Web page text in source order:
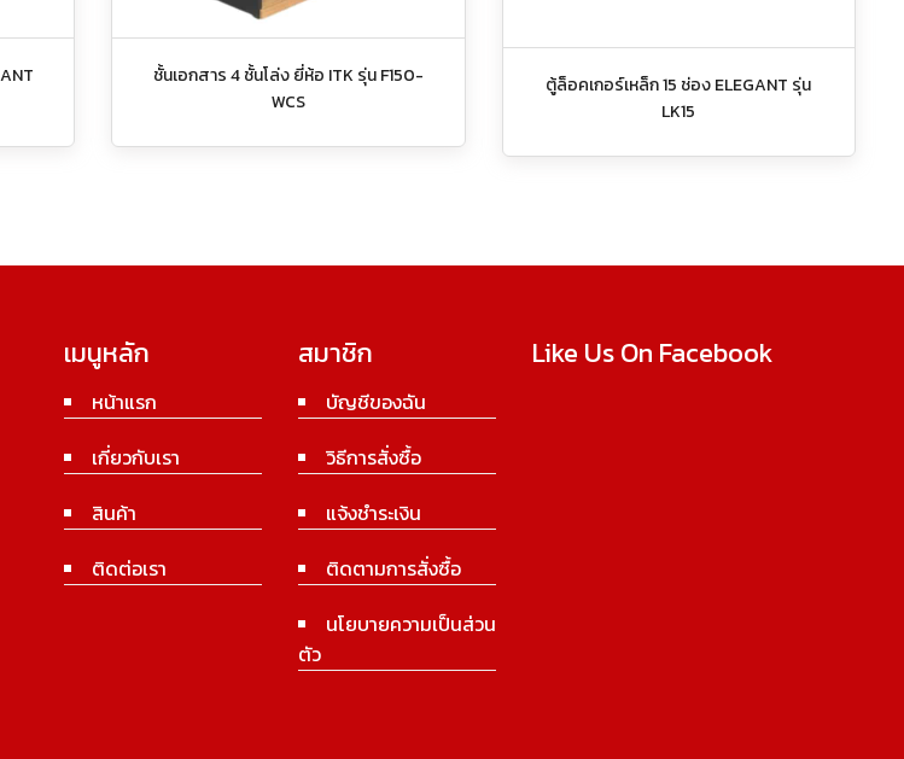
ชั้นเอกสาร 4 ชั้นโล่ง ยี่ห้อ ITK รุ่น F150-
WCS
ตู้ล็อคเกอร์เหล็ก 15 ช่อง ELEGANT รุ่น
LK15
เมนูหลัก
หน้าแรก
เกี่ยวกับเรา
สินค้า
ติดต่อเรา
สมาชิก
บัญชีของฉัน
วิธีการสั่งซื้อ
แจ้งชำระเงิน
ติดตามการสั่งซื้อ
นโยบายความเป็นส่วน
ตัว
Like Us On Facebook